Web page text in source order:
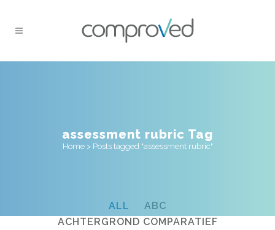
assessment rubric Tag
Home> Posts tagged "assessment rubric"
ALL
ABC
ACHTERGROND COMPARATIEF